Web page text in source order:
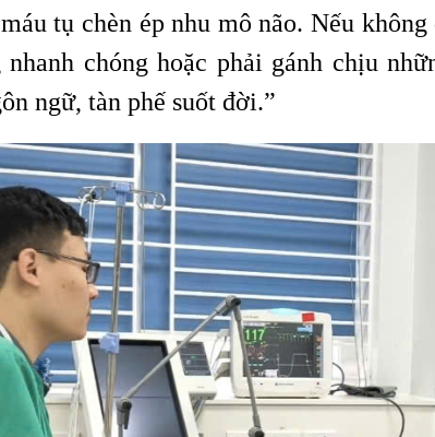
tụ chèn ép nhu mô não. Nếu
chóng hoặc phải gánh chịu
ngữ, tàn phế suốt đời.”